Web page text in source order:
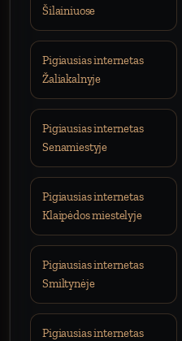
Šilainiuose
Pigiausias internetas
Žaliakalnyje
Pigiausias internetas
Senamiestyje
Pigiausias internetas
Klaipėdos miestelyje
Pigiausias internetas
Smiltynėje
Pigiausias internetas